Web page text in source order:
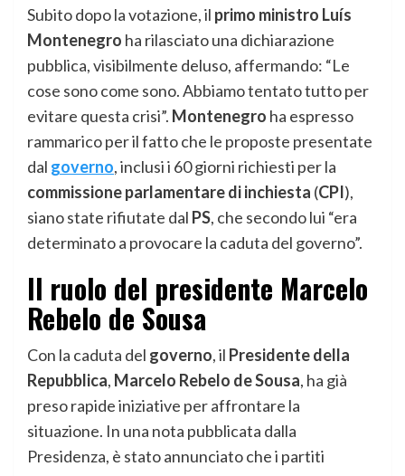
Subito dopo la votazione, il primo ministro Luís
Montenegro ha rilasciato una dichiarazione
pubblica, visibilmente deluso, affermando: “Le
cose sono come sono. Abbiamo tentato tutto per
evitare questa crisi”. Montenegro ha espresso
rammarico per il fatto che le proposte presentate
dal governo, inclusi i 60 giorni richiesti per la
commissione parlamentare di inchiesta (CPI),
siano state rifiutate dal PS, che secondo lui “era
determinato a provocare la caduta del governo”.
Il ruolo del presidente Marcelo
Rebelo de Sousa
Con la caduta del governo, il Presidente della
Repubblica, Marcelo Rebelo de Sousa, ha già
preso rapide iniziative per affrontare la
situazione. In una nota pubblicata dalla
Presidenza, è stato annunciato che i partiti